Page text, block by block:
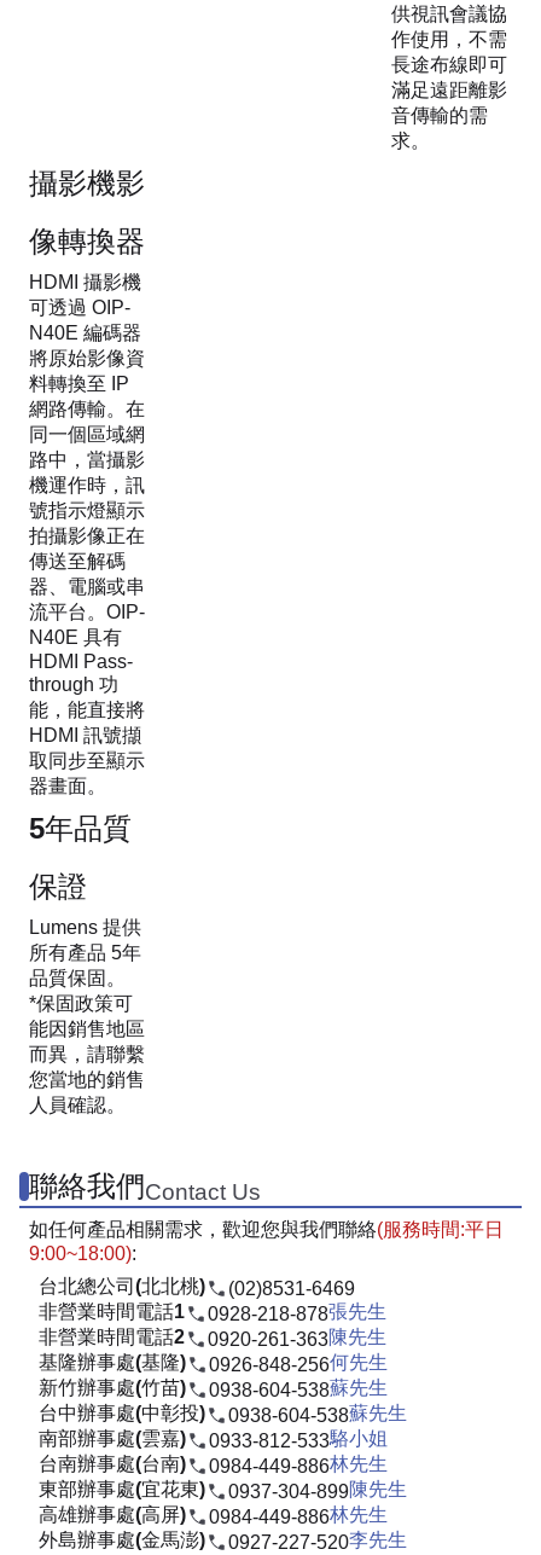
供視訊會議協
作使用，不需
長途布線即可
滿足遠距離影
音傳輸的需
求。
攝影機影
像轉換器
HDMI 攝影機
可透過 OIP-
N40E 編碼器
將原始影像資
料轉換至 IP
網路傳輸。在
同一個區域網
路中，當攝影
機運作時，訊
號指示燈顯示
拍攝影像正在
傳送至解碼
器、電腦或串
流平台。OIP-
N40E 具有
HDMI Pass-
through 功
能，能直接將
HDMI 訊號擷
取同步至顯示
器畫面。
5年品質
保證
Lumens 提供
所有產品 5年
品質保固。
*保固政策可
能因銷售地區
而異，請聯繫
您當地的銷售
人員確認。
聯絡我們Contact Us
如任何產品相關需求，歡迎您與我們聯絡(服務時間:平日
9:00~18:00):
台北總公司(北北桃)
(02)8531-6469
非營業時間電話1
0928-218-878張先生
非營業時間電話2
0920-261-363陳先生
基隆辦事處(基隆)
0926-848-256何先生
新竹辦事處(竹苗)
0938-604-538蘇先生
台中辦事處(中彰投)
0938-604-538蘇先生
南部辦事處(雲嘉)
0933-812-533駱小姐
台南辦事處(台南)
0984-449-886林先生
東部辦事處(宜花東)
0937-304-899陳先生
高雄辦事處(高屏)
0984-449-886林先生
外島辦事處(金馬澎)
0927-227-520李先生